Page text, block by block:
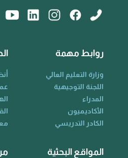
روابط مهمة
وزارة التعليم العالي
اللجنة التوجيهية
المدراء
الأكاديميون
الكادر التدريسي
المواقع البحثية